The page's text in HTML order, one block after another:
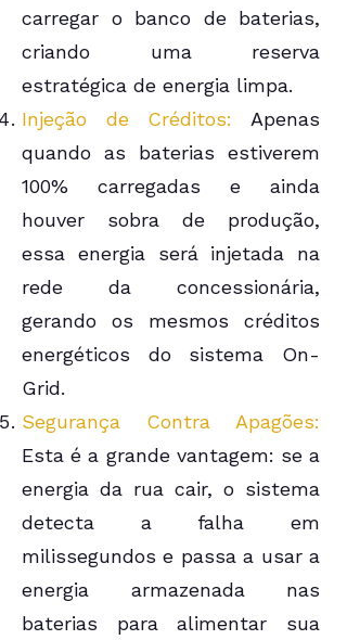
carregar o banco de baterias,
criando uma reserva
estratégica de energia limpa.
Injeção de Créditos: Apenas
quando as baterias estiverem
100% carregadas e ainda
houver sobra de produção,
essa energia será injetada na
rede da concessionária,
gerando os mesmos créditos
energéticos do sistema On-
Grid.
Segurança Contra Apagões:
Esta é a grande vantagem: se a
energia da rua cair, o sistema
detecta a falha em
milissegundos e passa a usar a
energia armazenada nas
baterias para alimentar sua